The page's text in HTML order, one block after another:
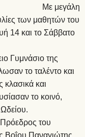
Με μεγάλη
των μαθητών του
14 και το Σάββατο
Γυμνάσιο της
το ταλέντο και
κλασικά και
το κοινό,
του